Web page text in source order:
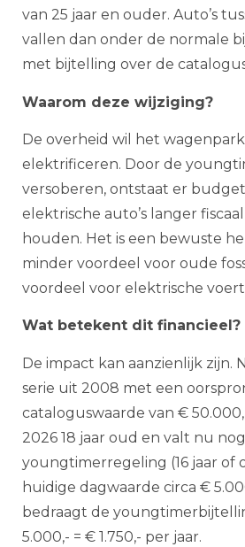
van 25 jaar en ouder. Auto’s
vallen dan onder de normale
met bijtelling over de
Waarom deze wijziging?
De overheid wil het
elektrificeren. Door de
versoberen, ontstaat er
elektrische auto’s langer
houden. Het is een bewuste
minder voordeel voor oude
voordeel voor elektrische
Wat betekent dit financieel?
De impact kan aanzienlijk zijn.
serie uit 2008 met een
cataloguswaarde van €
2026 18 jaar oud en valt nu
youngtimerregeling (16 jaar of
huidige dagwaarde circa €
bedraagt de
5.000,- = € 1.750,- per jaar.